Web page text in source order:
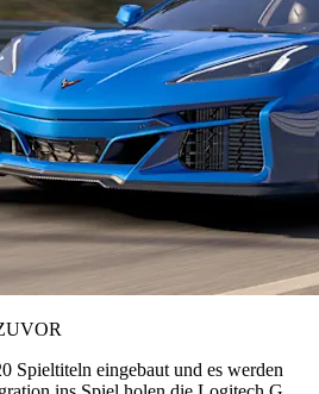
Spieltiteln eingebaut und es werden